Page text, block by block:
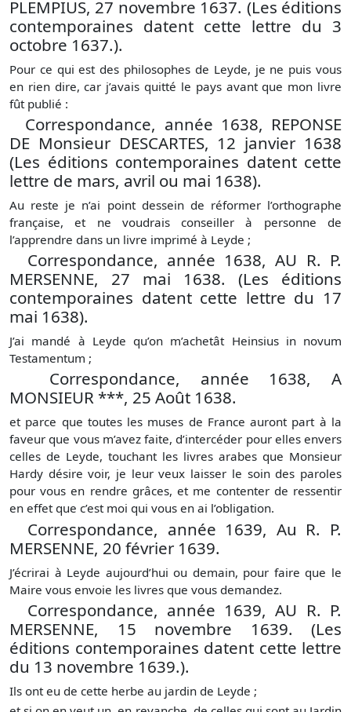
PLEMPIUS, 27 novembre 1637. (Les éditions
contemporaines datent cette lettre du 3
octobre 1637.).
Pour ce qui est des philosophes de Leyde, je ne puis vous
en rien dire, car j’avais quitté le pays avant que mon livre
fût publié :
Correspondance, année 1638, REPONSE
DE Monsieur DESCARTES, 12 janvier 1638
(Les éditions contemporaines datent cette
lettre de mars, avril ou mai 1638).
Au reste je n’ai point dessein de réformer l’orthographe
française, et ne voudrais conseiller à personne de
l’apprendre dans un livre imprimé à Leyde ;
Correspondance, année 1638, AU R. P.
MERSENNE, 27 mai 1638. (Les éditions
contemporaines datent cette lettre du 17
mai 1638).
J’ai mandé à Leyde qu’on m’achetât Heinsius in novum
Testamentum ;
Correspondance, année 1638, A
MONSIEUR ***, 25 Août 1638.
et parce que toutes les muses de France auront part à la
faveur que vous m’avez faite, d’intercéder pour elles envers
celles de Leyde, touchant les livres arabes que Monsieur
Hardy désire voir, je leur veux laisser le soin des paroles
pour vous en rendre grâces, et me contenter de ressentir
en effet que c’est moi qui vous en ai l’obligation.
Correspondance, année 1639, Au R. P.
MERSENNE, 20 février 1639.
J’écrirai à Leyde aujourd’hui ou demain, pour faire que le
Maire vous envoie les livres que vous demandez.
Correspondance, année 1639, AU R. P.
MERSENNE, 15 novembre 1639. (Les
éditions contemporaines datent cette lettre
du 13 novembre 1639.).
Ils ont eu de cette herbe au jardin de Leyde ;